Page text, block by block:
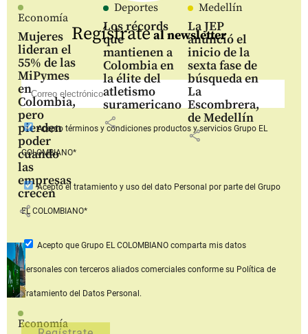
Economía
Mujeres
lideran el
55% de las
MiPymes
en
Colombia,
pero
pierden
poder
cuando
las
empresas
crecen
share
Deportes
Los récords
que
mantienen a
Colombia en
la élite del
atletismo
suramericano
share
Medellín
La JEP
anunció el
inicio de la
sexta fase de
búsqueda en
La
Escombrera,
de Medellín
share
Economía
Regístrateal newsletter
Aceptotérminos y condiciones productos y serviciosGrupo EL
COLOMBIANO*
Aceptoel tratamiento y uso del dato Personal por parte del Grupo
EL COLOMBIANO*
Acepto que Grupo EL COLOMBIANOcomparta mis datos
personales con terceros aliados comerciales conforme su Política de
Tratamiento del Datos Personal.